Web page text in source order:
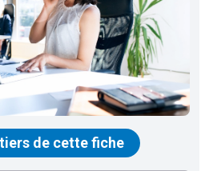
de cette fiche